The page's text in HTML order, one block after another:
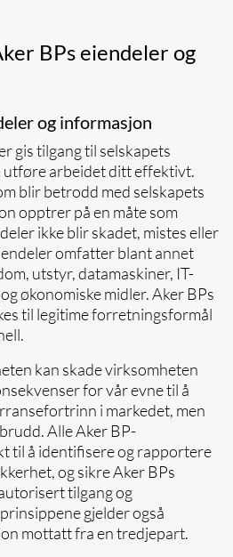
BPs eiendeler og
og informasjon
gis tilgang til selskapets
utføre arbeidet ditt effektivt.
blir betrodd med selskapets
opptrer på en måte som
ikke blir skadet, mistes eller
omfatter blant annet
utstyr, datamaskiner, IT-
økonomiske midler. Aker BPs
til legitime forretningsformål
kan skade virksomheten
for vår evne til å
i markedet, men
Alle Aker BP-
til å identifisere og rapportere
og sikre Aker BPs
tilgang og
gjelder også
mottatt fra en tredjepart.